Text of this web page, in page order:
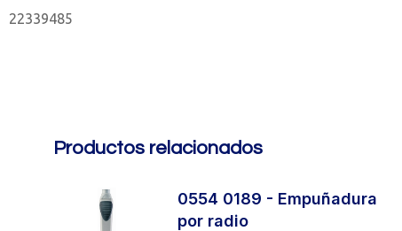
22339485
Productos relacionados
0554 0189 - Empuñadura
por radio